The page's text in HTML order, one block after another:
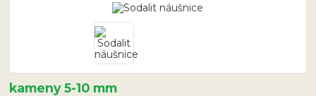
kameny 5-10 mm